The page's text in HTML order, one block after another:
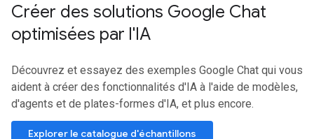
Créer des solutions Google Chat
optimisées par l'IA
Découvrez et essayez des exemples Google Chat qui vous
aident à créer des fonctionnalités d'IA à l'aide de modèles,
d'agents et de plates-formes d'IA, et plus encore.
Explorer le catalogue d'échantillons